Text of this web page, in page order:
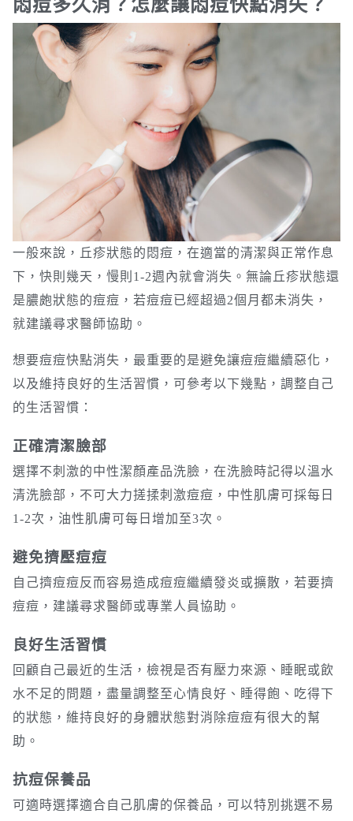
悶痘多久消？怎麼讓悶痘快點消失？
一般來說，丘疹狀態的悶痘，在適當的清潔與正常作息
下，快則幾天，慢則1-2週內就會消失。無論丘疹狀態還
是膿皰狀態的痘痘，若痘痘已經超過2個月都未消失，
就建議尋求醫師協助。
想要痘痘快點消失，最重要的是避免讓痘痘繼續惡化，
以及維持良好的生活習慣，可參考以下幾點，調整自己
的生活習慣：
正確清潔臉部
選擇不刺激的中性潔顏產品洗臉，在洗臉時記得以溫水
清洗臉部，不可大力搓揉刺激痘痘，中性肌膚可採每日
1-2次，油性肌膚可每日增加至3次。
避免擠壓痘痘
自己擠痘痘反而容易造成痘痘繼續發炎或擴散，若要擠
痘痘，建議尋求醫師或專業人員協助。
良好生活習慣
回顧自己最近的生活，檢視是否有壓力來源、睡眠或飲
水不足的問題，盡量調整至心情良好、睡得飽、吃得下
的狀態，維持良好的身體狀態對消除痘痘有很大的幫
助。
抗痘保養品
可適時選擇適合自己肌膚的保養品，可以特別挑選不易